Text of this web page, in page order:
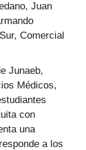
Juan
Comercial
Junaeb,
Médicos,
con
una
a los